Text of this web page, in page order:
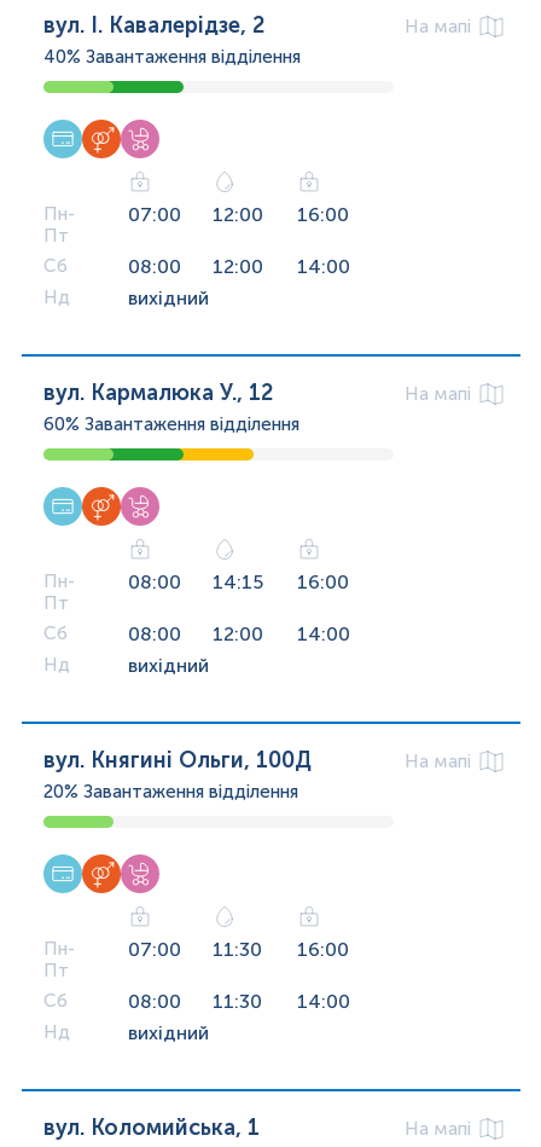
вул. І. Кавалерідзе, 2
На мапі
40% Завантаження відділення
Пн-
Пт
07:00 12:00 16:00
Сб 08:00 12:00 14:00
Нд вихідний
вул. Кармалюка У., 12
На мапі
60% Завантаження відділення
Пн-
Пт
08:00 14:15 16:00
Сб 08:00 12:00 14:00
Нд вихідний
вул. Княгині Ольги, 100Д
На мапі
20% Завантаження відділення
Пн-
Пт
07:00 11:30 16:00
Сб 08:00 11:30 14:00
Нд вихідний
вул. Коломийська, 1
На мапі